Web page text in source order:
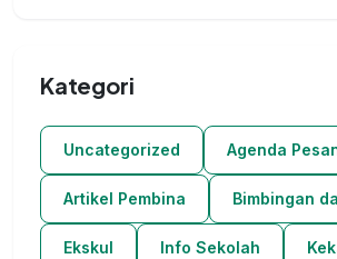
Kategori
Uncategorized Agenda
Artikel Pembina Bimbingan
Ekskul Info Sekolah